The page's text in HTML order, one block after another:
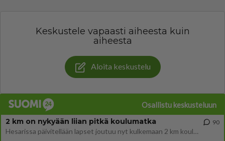
Keskustele vapaasti aiheesta kuin
aiheesta
Aloita keskustelu
Osallistu keskusteluun
2 km on nykyään liian pitkä koulumatka
Hesarissa päivitellään lapset joutuu nyt kulkemaan 2 km kouluun jösses. Ruostefillarilla tuo matka menee vaikka miten äk
90